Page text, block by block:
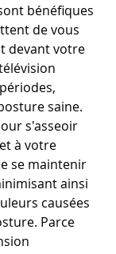
bénéfiques
de vous
devant votre
saine.
s'asseoir
à votre
se maintenir
ainsi
causées
Parce